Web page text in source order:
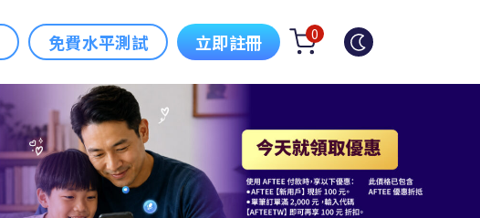
免費水平測試 立即註冊 0